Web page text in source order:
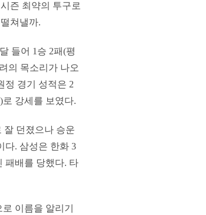
즌 최약의 투구로
쳐낼까.
들어 1승 2패(평
의 목소리가 나오
정 경기 성적은 2
로 강세를 보였다.
잘 던졌으나 승운
다. 삼성은 한화 3
패배를 당했다. 타
이름을 알리기